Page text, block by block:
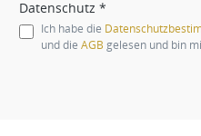
Datenschutz *
Ich habe die
und die AGB gelesen und bin